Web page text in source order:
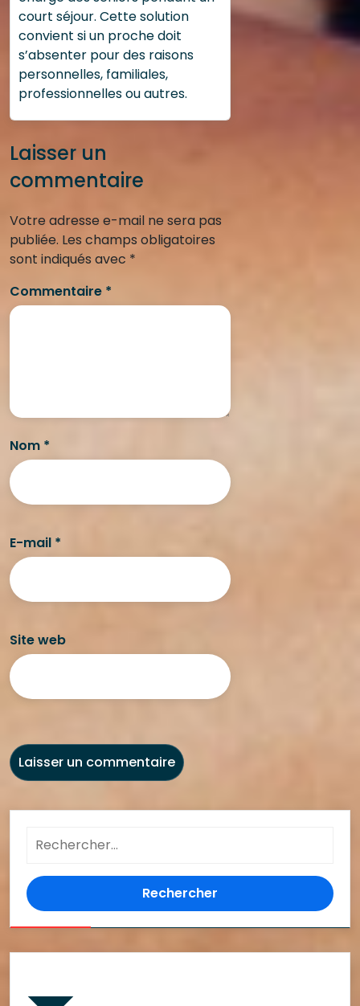
court séjour. Cette solution
convient si un proche doit
s’absenter pour des raisons
personnelles, familiales,
professionnelles ou autres.
Laisser un
commentaire
Votre adresse e-mail ne sera pas
publiée. Les champs obligatoires
sont indiqués avec *
Commentaire *
Nom *
E-mail *
Site web
Rechercher :